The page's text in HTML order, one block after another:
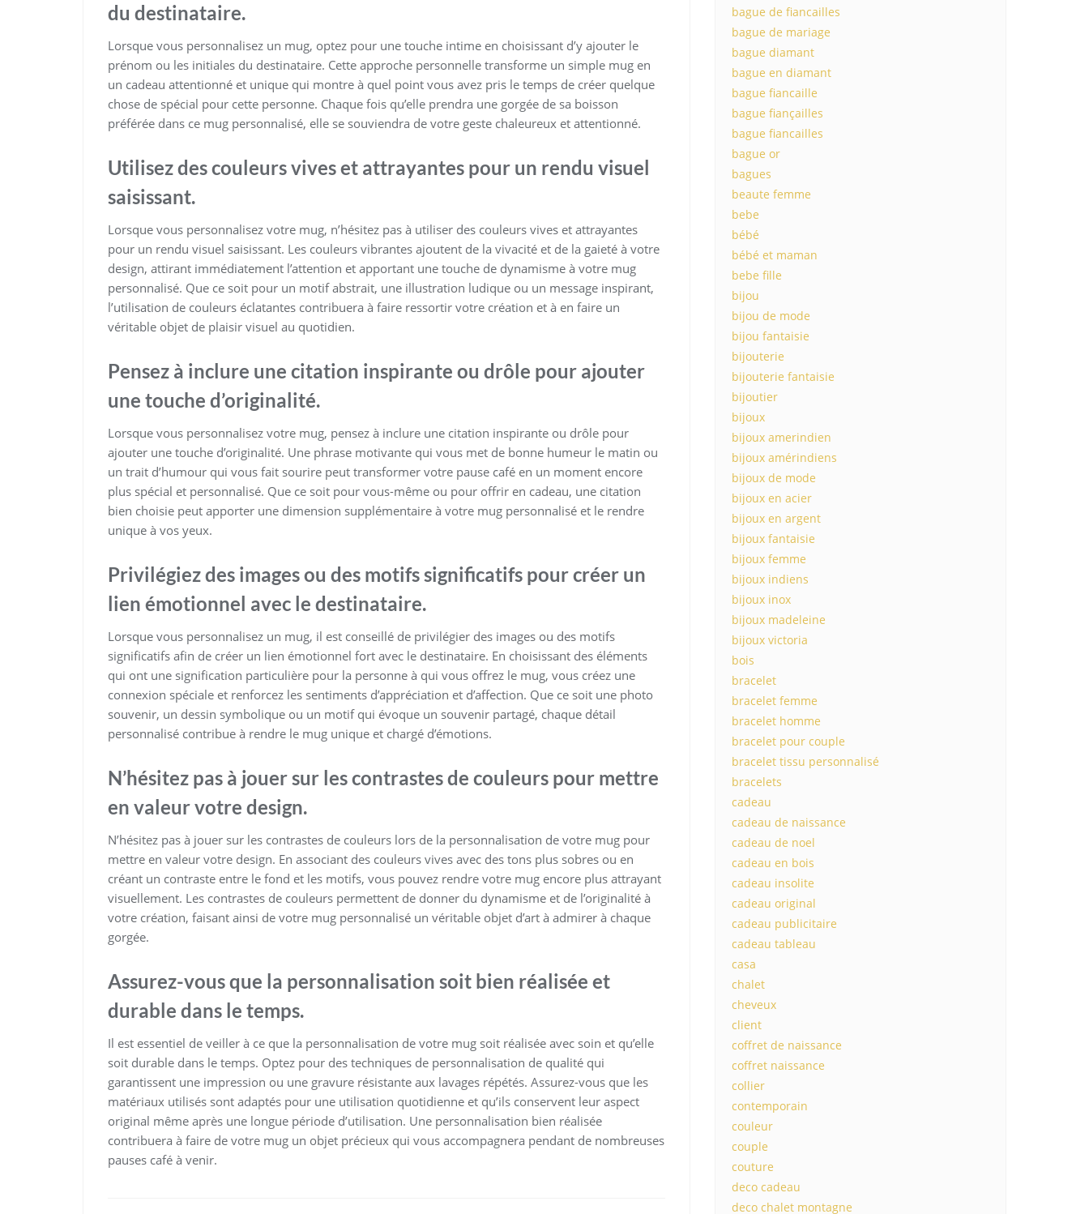
du destinataire.
Lorsque vous personnalisez un mug, optez pour une touche intime en choisissant d’y ajouter le
prénom ou les initiales du destinataire. Cette approche personnelle transforme un simple mug en
un cadeau attentionné et unique qui montre à quel point vous avez pris le temps de créer quelque
chose de spécial pour cette personne. Chaque fois qu’elle prendra une gorgée de sa boisson
préférée dans ce mug personnalisé, elle se souviendra de votre geste chaleureux et attentionné.
Utilisez des couleurs vives et attrayantes pour un rendu visuel
saisissant.
Lorsque vous personnalisez votre mug, n’hésitez pas à utiliser des couleurs vives et attrayantes
pour un rendu visuel saisissant. Les couleurs vibrantes ajoutent de la vivacité et de la gaieté à votre
design, attirant immédiatement l’attention et apportant une touche de dynamisme à votre mug
personnalisé. Que ce soit pour un motif abstrait, une illustration ludique ou un message inspirant,
l’utilisation de couleurs éclatantes contribuera à faire ressortir votre création et à en faire un
véritable objet de plaisir visuel au quotidien.
Pensez à inclure une citation inspirante ou drôle pour ajouter
une touche d’originalité.
Lorsque vous personnalisez votre mug, pensez à inclure une citation inspirante ou drôle pour
ajouter une touche d’originalité. Une phrase motivante qui vous met de bonne humeur le matin ou
un trait d’humour qui vous fait sourire peut transformer votre pause café en un moment encore
plus spécial et personnalisé. Que ce soit pour vous-même ou pour offrir en cadeau, une citation
bien choisie peut apporter une dimension supplémentaire à votre mug personnalisé et le rendre
unique à vos yeux.
Privilégiez des images ou des motifs significatifs pour créer un
lien émotionnel avec le destinataire.
Lorsque vous personnalisez un mug, il est conseillé de privilégier des images ou des motifs
significatifs afin de créer un lien émotionnel fort avec le destinataire. En choisissant des éléments
qui ont une signification particulière pour la personne à qui vous offrez le mug, vous créez une
connexion spéciale et renforcez les sentiments d’appréciation et d’affection. Que ce soit une photo
souvenir, un dessin symbolique ou un motif qui évoque un souvenir partagé, chaque détail
personnalisé contribue à rendre le mug unique et chargé d’émotions.
N’hésitez pas à jouer sur les contrastes de couleurs pour mettre
en valeur votre design.
N’hésitez pas à jouer sur les contrastes de couleurs lors de la personnalisation de votre mug pour
mettre en valeur votre design. En associant des couleurs vives avec des tons plus sobres ou en
créant un contraste entre le fond et les motifs, vous pouvez rendre votre mug encore plus attrayant
visuellement. Les contrastes de couleurs permettent de donner du dynamisme et de l’originalité à
votre création, faisant ainsi de votre mug personnalisé un véritable objet d’art à admirer à chaque
gorgée.
Assurez-vous que la personnalisation soit bien réalisée et
durable dans le temps.
Il est essentiel de veiller à ce que la personnalisation de votre mug soit réalisée avec soin et qu’elle
soit durable dans le temps. Optez pour des techniques de personnalisation de qualité qui
garantissent une impression ou une gravure résistante aux lavages répétés. Assurez-vous que les
matériaux utilisés sont adaptés pour une utilisation quotidienne et qu’ils conservent leur aspect
original même après une longue période d’utilisation. Une personnalisation bien réalisée
contribuera à faire de votre mug un objet précieux qui vous accompagnera pendant de nombreuses
pauses café à venir.
bague de fiancailles
bague de mariage
bague diamant
bague en diamant
bague fiancaille
bague fiançailles
bague fiancailles
bague or
bagues
beaute femme
bebe
bébé
bébé et maman
bebe fille
bijou
bijou de mode
bijou fantaisie
bijouterie
bijouterie fantaisie
bijoutier
bijoux
bijoux amerindien
bijoux amérindiens
bijoux de mode
bijoux en acier
bijoux en argent
bijoux fantaisie
bijoux femme
bijoux indiens
bijoux inox
bijoux madeleine
bijoux victoria
bois
bracelet
bracelet femme
bracelet homme
bracelet pour couple
bracelet tissu personnalisé
bracelets
cadeau
cadeau de naissance
cadeau de noel
cadeau en bois
cadeau insolite
cadeau original
cadeau publicitaire
cadeau tableau
casa
chalet
cheveux
client
coffret de naissance
coffret naissance
collier
contemporain
couleur
couple
couture
deco cadeau
deco chalet montagne